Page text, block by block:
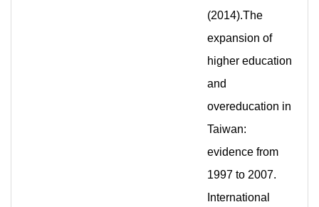
(2014).The
expansion of
higher education
and
overeducation in
Taiwan:
evidence from
1997 to 2007.
International